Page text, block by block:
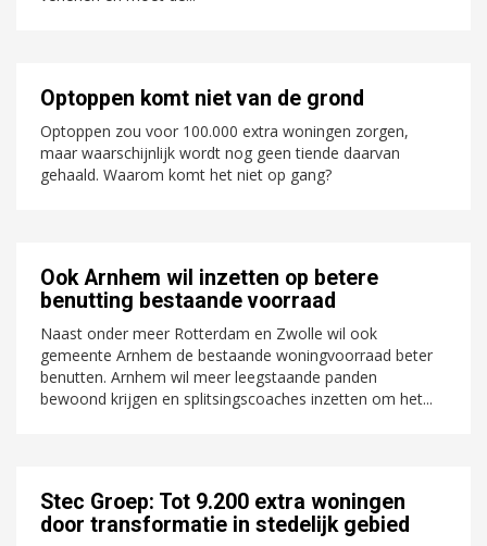
Optoppen komt niet van de grond
Optoppen zou voor 100.000 extra woningen zorgen,
maar waarschijnlijk wordt nog geen tiende daarvan
gehaald. Waarom komt het niet op gang?
Ook Arnhem wil inzetten op betere
benutting bestaande voorraad
Naast onder meer Rotterdam en Zwolle wil ook
gemeente Arnhem de bestaande woningvoorraad beter
benutten. Arnhem wil meer leegstaande panden
bewoond krijgen en splitsingscoaches inzetten om het...
Stec Groep: Tot 9.200 extra woningen
door transformatie in stedelijk gebied